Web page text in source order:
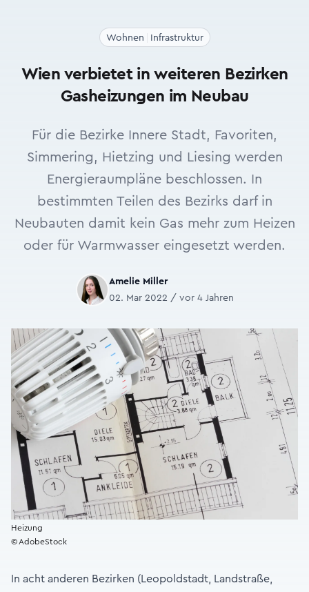
Wohnen Infrastruktur
Wien verbietet in weiteren Bezirken
Gasheizungen im Neubau
Für die Bezirke Innere Stadt, Favoriten,
Simmering, Hietzing und Liesing werden
Energieraumpläne beschlossen. In
bestimmten Teilen des Bezirks darf in
Neubauten damit kein Gas mehr zum Heizen
oder für Warmwasser eingesetzt werden.
Amelie Miller
02. Mar 2022 / vor 4 Jahren
Heizung
© AdobeStock
In acht anderen Bezirken (Leopoldstadt, Landstraße,